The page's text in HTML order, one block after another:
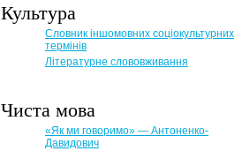
Культура
Словник іншомовних соціокультурних
термінів
Літературне слововживання
Чиста мова
«Як ми говоримо» — Антоненко-
Давидович